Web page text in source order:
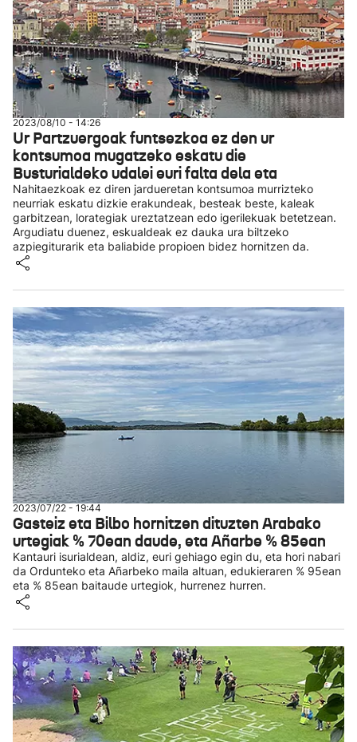
2023/08/10 - 14:26
Ur Partzuergoak funtsezkoa ez den ur
kontsumoa mugatzeko eskatu die
Busturialdeko udalei euri falta dela eta
Nahitaezkoak ez diren jardueretan kontsumoa murrizteko
neurriak eskatu dizkie erakundeak, besteak beste, kaleak
garbitzean, lorategiak ureztatzean edo igerilekuak betetzean.
Argudiatu duenez, eskualdeak ez dauka ura biltzeko
azpiegiturarik eta baliabide propioen bidez hornitzen da.
2023/07/22 - 19:44
Gasteiz eta Bilbo hornitzen dituzten Arabako
urtegiak % 70ean daude, eta Añarbe % 85ean
Kantauri isurialdean, aldiz, euri gehiago egin du, eta hori nabari
da Ordunteko eta Añarbeko maila altuan, edukieraren % 95ean
eta % 85ean baitaude urtegiok, hurrenez hurren.